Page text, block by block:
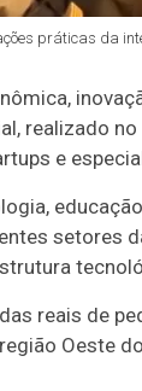
práticas da
realizado no
e
setores
reais de
Oeste